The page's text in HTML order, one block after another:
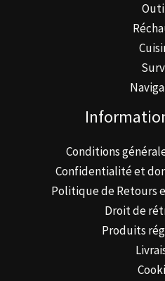
Conditions
Confidentialité et
Politique de Retours
Droit de
Produits